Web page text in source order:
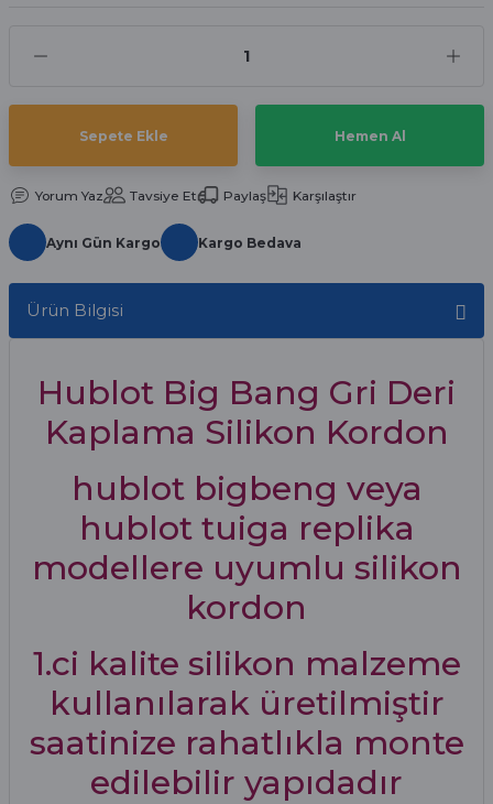
Sepete Ekle Hemen Al
Yorum Yaz Tavsiye Et Paylaş Karşılaştır
Aynı Gün Kargo Kargo Bedava
Ürün Bilgisi
Hublot Big Bang Gri Deri
Kaplama Silikon Kordon
hublot bigbeng veya
hublot tuiga replika
modellere uyumlu silikon
kordon
1.ci kalite silikon malzeme
kullanılarak üretilmiştir
saatinize rahatlıkla monte
edilebilir yapıdadır